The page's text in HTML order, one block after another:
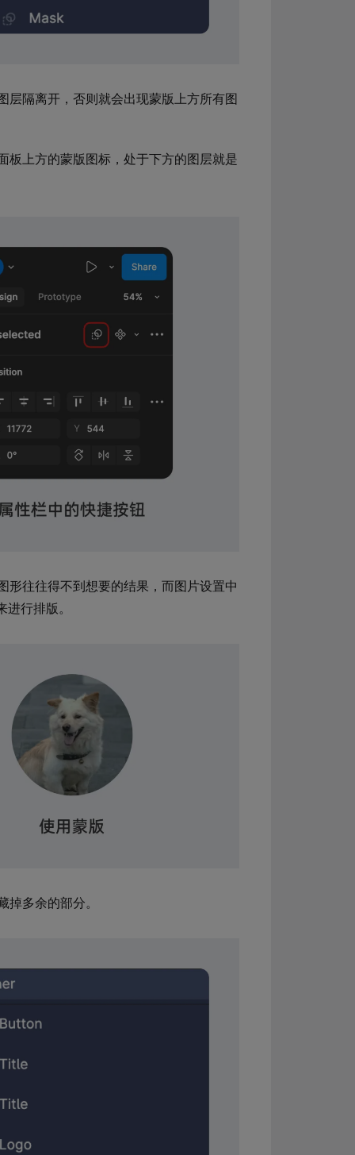
层隔离开，否则就会出现蒙版上方所有图
板上方的蒙版图标，处于下方的图层就是
形往往得不到想要的结果，而图片设置中
行排版。
多余的部分。